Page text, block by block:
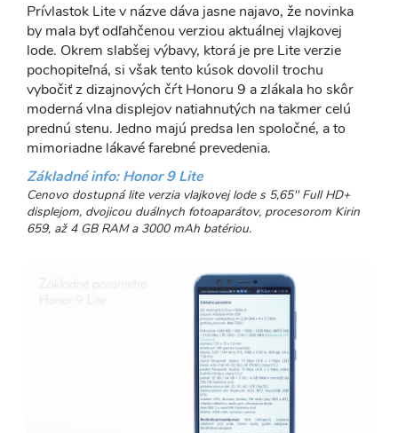
Prívlastok Lite v názve dáva jasne najavo, že novinka
by mala byť odľahčenou verziou aktuálnej vlajkovej
lode. Okrem slabšej výbavy, ktorá je pre Lite verzie
pochopiteľná, si však tento kúsok dovolil trochu
vybočiť z dizajnových čŕt Honoru 9 a zlákala ho skôr
moderná vlna displejov natiahnutých na takmer celú
prednú stenu. Jedno majú predsa len spoločné, a to
mimoriadne lákavé farebné prevedenia.
Základné info: Honor 9 Lite
Cenovo dostupná lite verzia vlajkovej lode s 5,65'' Full HD+
displejom, dvojicou duálnych fotoaparátov, procesorom Kirin
659, až 4 GB RAM a 3000 mAh batériou.